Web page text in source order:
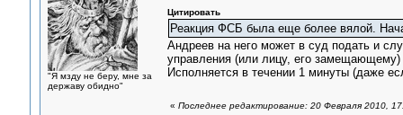
"Я мзду не беру, мне за
державу обидно"
Цитировать
Реакция ФСБ была еще более вялой.
Андреев на него может в суд подать и
управления (или лицу, его замещающему)
Исполняется в течении 1 минуты (даже
« Последнее редактирование: 20 Февраля 2010,